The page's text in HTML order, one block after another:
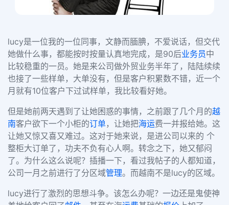
lucy是一位我的一位同事，文静而腼腆，不爱说话，但交代
她做什么事，都能按时按量认真地完成，是90后业务员中
比较稳重的一员。她是来公司做外贸业务半年了，陆陆续续
也接了一些样单，大单没有，但是客户积累数不错，近一个
月就有10位客户下过试样单，我比较看好她。
但是她前两天遇到了让她困惑的事情，之前跟了几个月的越
南客户欲下一个小柜的订单，让她把海运费一并报给她。这
让她又惊又喜又难过。这对于她来说，是进公司以来的 个
整柜大订单了，功夫不负有心人啊。转念之下，她又郁闷
了。为什么这么说呢？插播一下，看过我帖子的人都知道，
公司一月之前进行了分区域管理。而越南不是lucy的区域。
lucy进行了激烈的思想斗争。该怎么办呢？一边还是鬼使神